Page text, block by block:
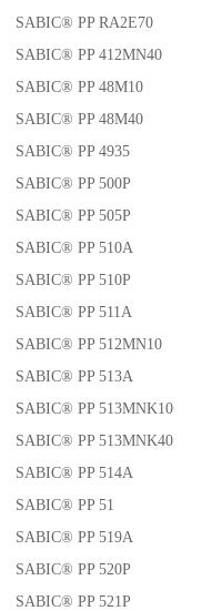
SABIC® PP RA2E70
SABIC® PP 412MN40
SABIC® PP 48M10
SABIC® PP 48M40
SABIC® PP 4935
SABIC® PP 500P
SABIC® PP 505P
SABIC® PP 510A
SABIC® PP 510P
SABIC® PP 511A
SABIC® PP 512MN10
SABIC® PP 513A
SABIC® PP 513MNK10
SABIC® PP 513MNK40
SABIC® PP 514A
SABIC® PP 51
SABIC® PP 519A
SABIC® PP 520P
SABIC® PP 521P